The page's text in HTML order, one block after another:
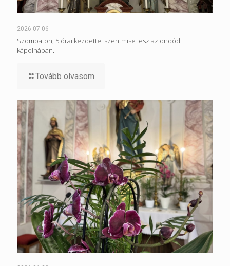
2026-07-06
Szombaton, 5 órai kezdettel szentmise lesz az ondódi
kápolnában.
Tovább olvasom